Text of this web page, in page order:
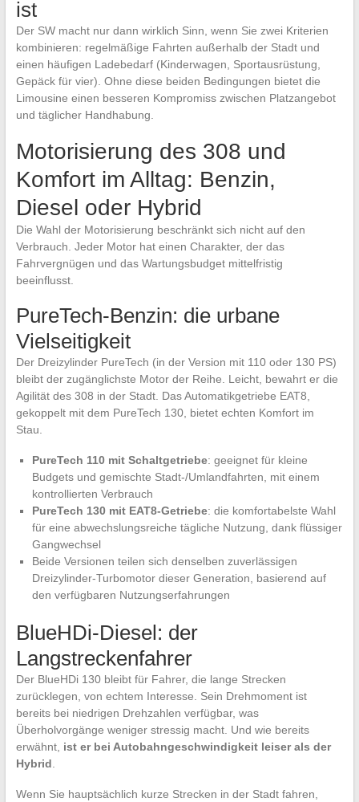
ist
Der SW macht nur dann wirklich Sinn, wenn Sie zwei Kriterien
kombinieren: regelmäßige Fahrten außerhalb der Stadt und
einen häufigen Ladebedarf (Kinderwagen, Sportausrüstung,
Gepäck für vier). Ohne diese beiden Bedingungen bietet die
Limousine einen besseren Kompromiss zwischen Platzangebot
und täglicher Handhabung.
Motorisierung des 308 und
Komfort im Alltag: Benzin,
Diesel oder Hybrid
Die Wahl der Motorisierung beschränkt sich nicht auf den
Verbrauch. Jeder Motor hat einen Charakter, der das
Fahrvergnügen und das Wartungsbudget mittelfristig
beeinflusst.
PureTech-Benzin: die urbane
Vielseitigkeit
Der Dreizylinder PureTech (in der Version mit 110 oder 130 PS)
bleibt der zugänglichste Motor der Reihe. Leicht, bewahrt er die
Agilität des 308 in der Stadt. Das Automatikgetriebe EAT8,
gekoppelt mit dem PureTech 130, bietet echten Komfort im
Stau.
PureTech 110 mit Schaltgetriebe: geeignet für kleine
Budgets und gemischte Stadt-/Umlandfahrten, mit einem
kontrollierten Verbrauch
PureTech 130 mit EAT8-Getriebe: die komfortabelste Wahl
für eine abwechslungsreiche tägliche Nutzung, dank flüssiger
Gangwechsel
Beide Versionen teilen sich denselben zuverlässigen
Dreizylinder-Turbomotor dieser Generation, basierend auf
den verfügbaren Nutzungserfahrungen
BlueHDi-Diesel: der
Langstreckenfahrer
Der BlueHDi 130 bleibt für Fahrer, die lange Strecken
zurücklegen, von echtem Interesse. Sein Drehmoment ist
bereits bei niedrigen Drehzahlen verfügbar, was
Überholvorgänge weniger stressig macht. Und wie bereits
erwähnt, ist er bei Autobahngeschwindigkeit leiser als der
Hybrid
Wenn Sie hauptsächlich kurze Strecken in der Stadt fahren,